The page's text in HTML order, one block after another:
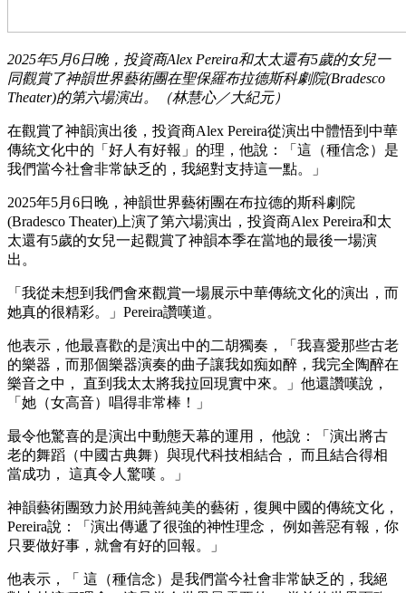
2025年5月6日晚，投資商Alex Pereira和太太還有5歲的女兒一
同觀賞了神韻世界藝術團在聖保羅布拉德斯科劇院(Bradesco
Theater)的第六場演出。（林慧心／大紀元）
在觀賞了神韻演出後，投資商Alex Pereira從演出中體悟到中華
傳統文化中的「好人有好報」的理，他說：「這（種信念）是
我們當今社會非常缺乏的，我絕對支持這一點。」
2025年5月6日晚，神韻世界藝術團在布拉德的斯科劇院
(Bradesco Theater)上演了第六場演出，投資商Alex Pereira和太
太還有5歲的女兒一起觀賞了神韻本季在當地的最後一場演
出。
「我從未想到我們會來觀賞一場展示中華傳統文化的演出，而
她真的很精彩。」Pereira讚嘆道。
他表示，他最喜歡的是演出中的二胡獨奏，「我喜愛那些古老
的樂器，而那個樂器演奏的曲子讓我如痴如醉，我完全陶醉在
樂音之中， 直到我太太將我拉回現實中來。」他還讚嘆說，
「她（女高音）唱得非常棒！」
最令他驚喜的是演出中動態天幕的運用， 他說：「演出將古
老的舞蹈（中國古典舞）與現代科技相結合， 而且結合得相
當成功， 這真令人驚嘆 。」
神韻藝術團致力於用純善純美的藝術，復興中國的傳統文化，
Pereira說：「演出傳遞了很強的神性理念， 例如善惡有報，你
只要做好事，就會有好的回報。」
他表示，「 這（種信念）是我們當今社會非常缺乏的，我絕